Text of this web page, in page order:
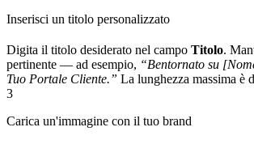
Inserisci un titolo personalizzato
Digita il titolo desiderato nel campo Titolo.
pertinente — ad esempio, “Bentornato su
Tuo Portale Cliente.” La lunghezza massima è
3
Carica un'immagine con il tuo brand